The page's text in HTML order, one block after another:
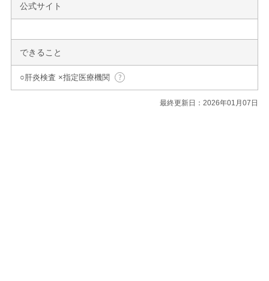
公式サイト
できること
○肝炎検査 ×指定医療機関
最終更新日：2026年01月07日